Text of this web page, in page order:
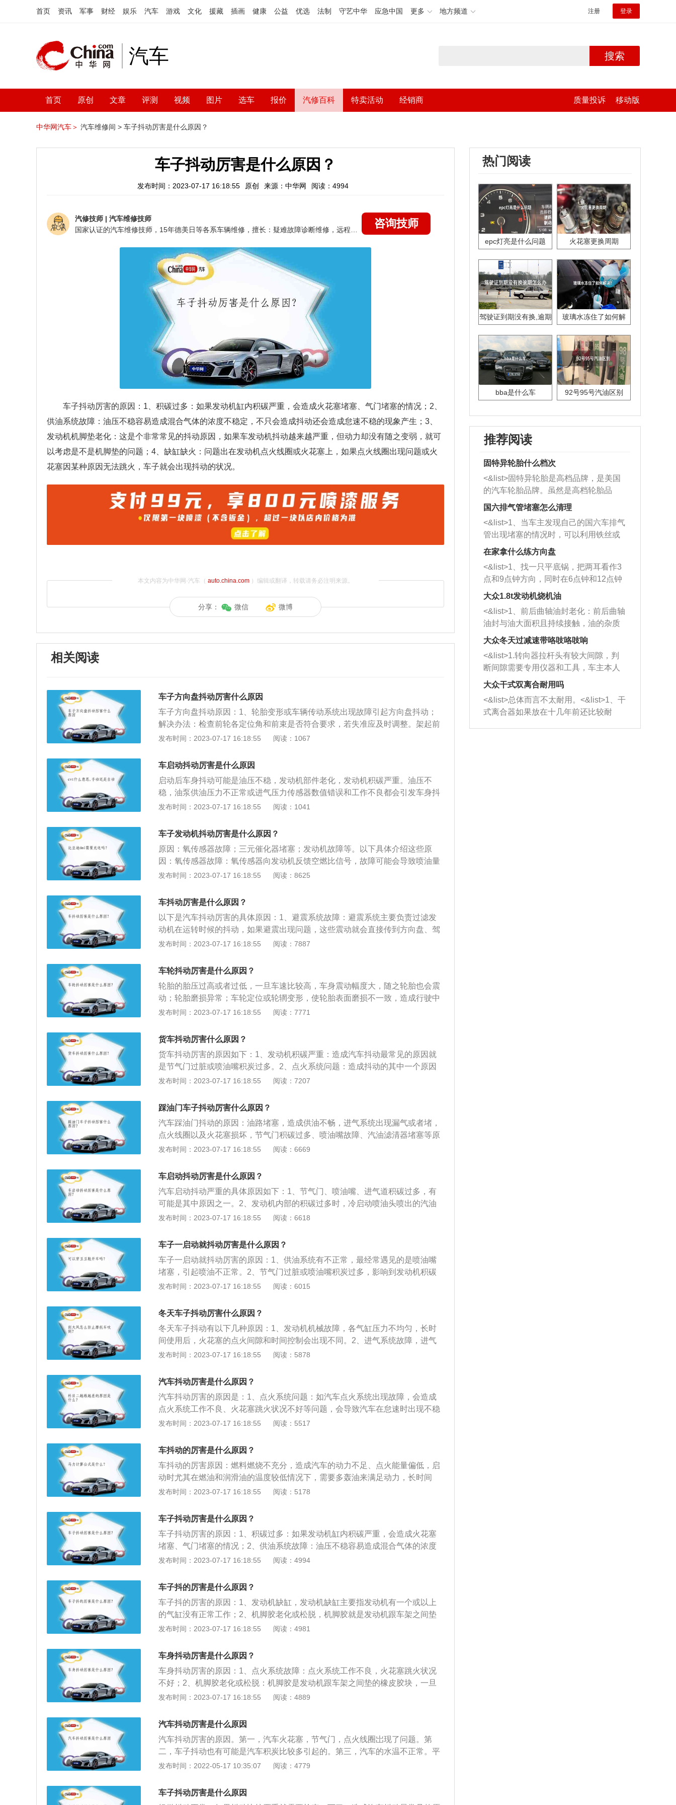
首页 资讯 军事 财经 娱乐 汽车 游戏 文化 援藏 插画 健康 公益 优选 法制 守艺中华 应急中国 更多 地方频道 注册 登录
汽车 搜索
首页 原创 文章 评测 视频 图片 选车 报价 汽修百科 特卖活动 经销商 质量投诉 移动版
中华网汽车＞ 汽车维修间 > 车子抖动厉害是什么原因？
车子抖动厉害是什么原因？
发布时间：2023-07-17 16:18:55 原创 来源：中华网 阅读：4994
汽修技师 | 汽车维修技师
咨询技师
车子抖动厉害的原因：1、积碳过多：如果发动机缸内积碳严重，会造成火花塞堵塞、气门堵塞的情况；2、
供油系统故障：油压不稳容易造成混合气体的浓度不稳定，不只会造成抖动还会造成怠速不稳的现象产生；3、
发动机机脚垫老化：这是个非常常见的抖动原因，如果车发动机抖动越来越严重，但动力却没有随之变弱，就可
以考虑是不是机脚垫的问题；4、缺缸缺火：问题出在发动机点火线圈或火花塞上，如果点火线圈出现问题或火
花塞因某种原因无法跳火，车子就会出现抖动的状况。
本文内容为中华网·汽车（ auto.china.com）编辑或翻译，转载请务必注明来源。
分享： 微信 微博
相关阅读
车子方向盘抖动厉害什么原因
车子方向盘抖动原因：1、轮胎变形或车辆传动系统出现故障引起方向盘抖动；
解决办法：检查前轮各定位角和前束是否符合要求，若失准应及时调整。架起前
车身试转车轮，检查车轮静平衡情况及轮胎是否变形过大，如变形应及时更换；
由于汽车在行驶时，拉杆球头松旷或接头处胶套脱落导致方向盘抖动；解决办
法：及时送专业维修点检查，更换损坏部件；3、轮胎在日常使用因为摩擦、碰
撞或轮胎老化等原因，导致轮胎损坏，方向盘出现抖动；解决办法：及时更换轮
胎即可；4、高速行驶时刹车用力过猛、过频可能会导致刹车盘、刹车片过热，
遇冷变形，引起方向盘抖动；解决办法：一般在更换刹车盘、刹车片后，症状即
在车身下方，保养时容易忽略；解决办法：在每一次做保养时，尽量让工作人员
在可上油的部位打上黄油润滑；6、轮胎动平衡出现问题。轮胎动平衡的数值不
准确，会导致车辆在某个速度范围内出现踩刹车方向盘抖动，有可能是高速也有
盘抖。汽车方向盘在怠速时抖动是由于汽车的共振引起，这种抖动对于汽车的影
查固定方向盘传动装置的螺栓是否出现松动并进行维修；8、方向盘打死抖动。
方向盘打死时出现抖动可能是由于转向机卸压或助力油内有气阻导致；解决办
法：建议车主去4S店或修理厂进行维修，车主个人无法解决此问题或容易使汽车
产生新的问题，造成不必要的损失；9、刹车时方向盘抖。汽车在刹车时出现抖
刹车片进行检查，发现异常磨损或者是达到更换标准时，需要及时地更换。
发布时间：2023-07-17 16:18:55 阅读：1067
车启动抖动厉害是什么原因
启动后车身抖动可能是油压不稳，发动机部件老化，发动机积碳严重。油压不
稳，油泵供油压力不正常或进气压力传感器数值错误和工作不良都会引发车身抖
动。解决办法：检查油压，必要时更换部件。发动机部件老化，汽车抖动还与引
时候的细微抖动，如果引擎脚出现问题，这些震动就会传到方向盘、驾驶室内，
造成怠速时发生抖动。解决办法：更换部件。发动机积碳严重，造成汽车抖动最
常见的原因就是节气门过脏或喷油嘴积碳过多。当发动机内部的积碳过多时，冷
启动喷油头喷出的汽油会被积碳大量吸收，导致冷启动的混合气过稀，使得启动
困难。解决办法：清洗油路，检查怠速马达是否有积碳应该清洗。除了这些常见
车出现启动抖动，那么建议车主及时到4S店进行检修，不可以掉以轻心，要及时
找到抖动的来源，否则很可能会引起更大的隐患。
发布时间：2023-07-17 16:18:55 阅读：1041
车子发动机抖动厉害是什么原因？
原因：氧传感器故障；三元催化器堵塞；发动机故障等。以下具体介绍这些原
因：氧传感器故障：氧传感器向发动机反馈空燃比信号，故障可能会导致喷油量
不准，引起发动机抖动。三元催化器堵塞：三元催化器是净化尾气的装置，三元
障：发动机抖动的原因可能性太多，还是建议车主去维修店通过电脑读取故障代
码的具体内容准确的判断故障点，不要主观的猜测。
发布时间：2023-07-17 16:18:55 阅读：8625
车抖动厉害是什么原因？
以下是汽车抖动厉害的具体原因：1、避震系统故障：避震系统主要负责过滤发
动机在运转时候的抖动，如果避震出现问题，这些震动就会直接传到方向盘、驾
驶室内，影响驾驶。发动机怠速状态下，打开车内电器系统也很容易引起抖动。
发动机就会自动将转速提高。2、油压不稳：检查燃油供油压力以及进气压力传
感器等是否正常，如果油泵供油压力不正常后进气压力传感器数值错误和工作不
当都会造成车身抖动。3、冷启动：冷启动车身抖动的主要原因是燃料燃烧不充
分，造成汽车的动力不足。点火能量偏低，启动时，在燃油和润滑油的温度较低
的情况下，就需要靠多轰油来满足动力。长期火花塞的极点间隙就会逐渐变大，
火花塞的高压线老化或者漏电，也会导致点火能量降低。
发布时间：2023-07-17 16:18:55 阅读：7887
车轮抖动厉害是什么原因？
轮胎的胎压过高或者过低，一旦车速比较高，车身震动幅度大，随之轮胎也会震
动；轮胎磨损异常；车轮定位或轮辋变形，使轮胎表面磨损不一致，造成行驶中
车身震动。轮胎的保养方法：1、检查胎压：轮胎磨损，会缩短轮胎的使用寿
意磨损标记：轮胎的磨损标记位于排水槽内，是一个梯形的橡胶凸台。当轮胎磨
损至与磨损标记齐平时，必须更换。3、查看保质期：轮胎是橡胶制品，会出现
橡胶老化。轮胎橡胶的保质期一般为4年左右。超过使用年限建议更换。4、重视
四轮换位：如果车辆在行驶中出现了跑偏、方向盘发沉以及轮胎单侧磨损等问
题，这些现象都是在提醒需立即对车辆进行四轮定位调整。
发布时间：2023-07-17 16:18:55 阅读：7771
货车抖动厉害什么原因？
货车抖动厉害的原因如下：1、发动机积碳严重：造成汽车抖动最常见的原因就
是节气门过脏或喷油嘴积炭过多。2、点火系统问题：造成抖动的其中一个原因
是火花塞、高压导线和点火线圈工作不良。3、油压不稳：油泵供油压力不正常
发布时间：2023-07-17 16:18:55 阅读：7207
踩油门车子抖动厉害什么原因？
汽车踩油门抖动的原因：油路堵塞，造成供油不畅，进气系统出现漏气或者堵，
点火线圈以及火花塞损坏，节气门积碳过多、喷油嘴故障、汽油滤清器堵塞等原
因。以下是相关信息：1、油路问题一般是由油路堵塞，造成供油不畅，表现为
油泵问题采取断开油管，检查有关流速流量。发动机需要保证工作就需要有充足
的空气、充足的汽油以及工况良好的点火系统，任何一方面出现问题都会导致发
动机出现抖动的情况。如果进气系统出现漏气或者堵塞，那么在车子加油门时，
会出现提速抖动的情况。2、发动机点火系统中，点火高压线一般很少出现问
题，那么主要问题都是在点火线圈以及火花塞上，因为它们都是易损件，当火花
3、汽车的燃油系统比较大，也有非常多的部件，其中一个部件出现异常或者故
障，都会导致汽车发动机在加速时抖动。例如节气门积碳过多、喷油嘴故障、汽
油滤清器堵塞等等。总的来说，汽车行驶车身抖动并不是小事，除非是正常的顿
发布时间：2023-07-17 16:18:55 阅读：6669
车启动抖动厉害是什么原因？
汽车启动抖动严重的具体原因如下：1、节气门、喷油嘴、进气道积碳过多，有
可能是其中原因之一。2、发动机内部的积碳过多时，冷启动喷油头喷出的汽油
会被积碳大量吸收，导致冷启动的混合气过稀，使得启动抖动。3、点火线圈、
机油氧化或级别低，主要是低温流动性差，发动机冷启动保护不到位。
发布时间：2023-07-17 16:18:55 阅读：6618
车子一启动就抖动厉害是什么原因？
车子一启动就抖动厉害的原因：1、供油系统有不正常，最经常遇见的是喷油嘴
堵塞，引起喷油不正常。2、节气门过脏或喷油嘴积炭过多，影响到发动机积碳
严重。3、油压不稳，可能是油泵供油压力不正常或进气压力传感器数值不对。
发动机缸体温度低，燃油难雾化，导致喷射到气缸里面的燃油不能和空气充分的
混合，从而造成启动困难，车身抖动厉害。
发布时间：2023-07-17 16:18:55 阅读：6015
冬天车子抖动厉害什么原因？
冬天车子抖动有以下几种原因：1、发动机机械故障，各气缸压力不均匀，长时
间使用后，火花塞的点火间隙和时间控制会出现不同。2、进气系统故障，进气
管漏气，进气门及进气管积炭过多，节气门及进气管内壁污物过多。3、发动机
障，车辆长时间使用后，火花塞，点火线圈，喷油嘴等部件会出现损耗。5、供
油系统故障，喷油由于喷嘴内部胶质积炭过多造成喷嘴关闭不严或堵塞。以下是
冬天车子抖动解决办法：1、冬天使用较高级别机油降低机油粘度，5W或者0W
级别的全合成机油。2、积碳的产生与车辆使用的环境有着非常大的关系，空气
质量以及油品的质量影响较大。建议每隔3W公里清洗一次节气门。3、去修理站
塞，同时用检测电脑检测是否出现失火的故障，及时排除点火线圈故障。
发布时间：2023-07-17 16:18:55 阅读：5878
汽车抖动厉害是什么原因？
汽车抖动厉害的原因是：1、点火系统问题：如汽车点火系统出现故障，会造成
点火系统工作不良、火花塞跳火状况不好等问题，会导致汽车在怠速时出现不稳
定故障；2、机脚胶老化或松脱：机脚胶就是发动机跟车架之间垫的橡皮胶块；
发动机内部的积碳过多时，汽车的点火能量、进气效率、混合气配比就会受到影
响，从而导致汽车的动力输出不稳定，怠速和加速都会出现抖动现象。
发布时间：2023-07-17 16:18:55 阅读：5517
车抖动的厉害是什么原因？
车抖动的厉害原因：燃料燃烧不充分，造成汽车的动力不足、点火能量偏低，启
动时尤其在燃油和润滑油的温度较低情况下，需要多轰油来满足动力，长时间
后，火花塞的极点间隙逐渐变大，导致点火能量下降，燃油雾化不好，就会导致
火能量降低。冷启动和热车启动汽车抖动的原因有很多，除了燃料燃烧不充分，
还有可能是因为发动机水温不正常、缸压低、喷油嘴堵塞等，如果汽车出现启动
抖动，建议车主及时到4S店进行检修。
发布时间：2023-07-17 16:18:55 阅读：5178
车子抖动厉害是什么原因？
车子抖动厉害的原因：1、积碳过多：如果发动机缸内积碳严重，会造成火花塞
堵塞、气门堵塞的情况；2、供油系统故障：油压不稳容易造成混合气体的浓度
不稳定，不只会造成抖动还会造成怠速不稳的现象产生；3、发动机机脚垫老
随之变弱，就可以考虑是不是机脚垫的问题；4、缺缸缺火：问题出在发动机点
火线圈或火花塞上，如果点火线圈出现问题或火花塞因某种原因无法跳火，车子
就会出现抖动的状况。
发布时间：2023-07-17 16:18:55 阅读：4994
车子抖的厉害是什么原因？
车子抖的厉害的原因：1、发动机缺缸，发动机缺缸主要指发动机有一个或以上
的气缸没有正常工作；2、机脚胶老化或松脱，机脚胶就是发动机跟车架之间垫
的橡皮胶块，其作用就是用来减少减少发动机做工时的震动和缓冲，并起到固定
积碳、进气积碳等，当发动机内部的积碳过多时，汽车的点火能量、进气效率、
混合气配比就会受到影响，导致汽车的动力输出不稳定，怠速和加速都会出现抖
动现象；4、燃油系统故障，添加不适配的燃油标号，导致汽车输出功率下降，
动力降低；或者由于油箱盖通气孔堵塞，油箱开关、燃油滤清器及油箱至化油器
之间的油管部分堵塞，不能满足所需油量的供应。
发布时间：2023-07-17 16:18:55 阅读：4981
车身抖动厉害是什么原因？
车身抖动厉害的原因：1、点火系统故障：点火系统工作不良，火花塞跳火状况
不好；2、机脚胶老化或松脱：机脚胶是发动机跟车架之间垫的橡皮胶块，一旦
出现老化或松脱，车身的抖动就会变得厉害；3、积碳问题：气缸积碳、节气门
身抖动；5、轮胎气压不足或平衡出现问题；6、离合器分离不彻底；7、火花塞
被烧、火花塞间隙过大或出现松动情况。
发布时间：2023-07-17 16:18:55 阅读：4889
汽车抖动厉害是什么原因
汽车抖动厉害的原因。第一，汽车火花塞，节气门，点火线圈岀现了问题。第
二，车子抖动也有可能是汽车积炭比较多引起的。第三，汽车的水温不正常。平
时汽车抖动大致是如下几方面的原因造成的。第一，汽车火花塞，节气门，点火
那么大致情况下，是因为车子的火花塞，节气门，点火线圈岀现了问题。第二，
车子抖动也有可能是汽车积炭比较多引起的。如果开起来加速无力并且车子抖
发布时间：2022-05-17 10:35:07 阅读：4779
车子抖动厉害是什么原因
热门阅读
epc灯亮是什么问题 火花塞更换周期
驾驶证到期没有换,逾期
玻璃水冻住了如何解
bba是什么车 92号95号汽油区别
推荐阅读
固特异轮胎什么档次
<&list>固特异轮胎是高档品牌，是美国
的汽车轮胎品牌。虽然是高档轮胎品
牌，但是中高低端的轮胎都有生产，这
也是为了更好的开拓市场。
国六排气管堵塞怎么清理
<&list>1、当车主发现自己的国六车排气
管出现堵塞的情况时，可以利用铁丝或
者是细棍，直接将杂物给取出来，如果
堵塞情况比较严重，也可以采取应急措
施。 <&list>2、直接利用木棍将所有的
杂物推到排气管里面的位置处，然后将
三元催化器拆解开，就可以将堵塞的东
西取出来。但如果是因为积碳过多引起
的堵塞，就需要将三元催化器泡在草酸
洗剂对堵塞的情况得到解决，将清洗剂
放在燃油箱中，与燃油混合后，车辆启
动时，就可以和汽油一起进入到燃烧
室，最后形成废气排出，就可以让三元
催化器得到清洗，排气管堵塞的情况就
能够得到解决。
在家拿什么练方向盘
<&list>1、找一只平底锅，把两耳看作3
点和9点钟方向，同时在6点钟和12点钟
方向做一个标记。 <&list>2、双手握住
一圈半的练习，往右同样也要打相同的
圈数。 <&list>3、最后强调要反复练
习，这样就可以形成肌肉记忆，在真实
驾驶车辆时，不需要记忆也能打好方
向。
大众1.8t发动机烧机油
<&list>1、前后曲轴油封老化：前后曲轴
油封与油大面积且持续接触，油的杂质
和发动机内持续温度变化使其密封效果
逐渐减弱，导致渗油或漏油。<&list>2、
活塞间隙过大：积碳会使活塞环与缸体
的间隙扩大，导致机油流入燃烧室中，
造成烧机油。<&list>3、机油粘度。使用
机油粘度过小的话，同样会有烧机油现
象，机油粘度过小具有很好的流动性，
大众冬天过减速带咯吱咯吱响
<&list>1.转向器拉杆头有较大间隙，判
断间隙需要专用仪器和工具，车主本人
无法制作，需要将车辆送到修理厂或4s
店；<&list>2.车辆半轴套管防尘罩破
裂，破裂后会出现漏油现象，使半轴磨
损严重，磨损的半轴容易损坏，产生异
响；<&list>3.稳定器的转向胶套和球头
大众干式双离合耐用吗
<&list>总体而言不太耐用。<&list>1、干
式离合器如果放在十几年前还比较耐